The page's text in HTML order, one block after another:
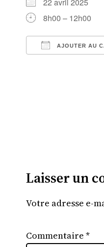
8h00 – 12h00
AJOUTER AU
Laisser un
Votre adresse e-
Commentaire *